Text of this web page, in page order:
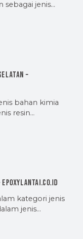
sebagai jenis…
–
bahan kimia
resin…
kategori jenis
jenis…